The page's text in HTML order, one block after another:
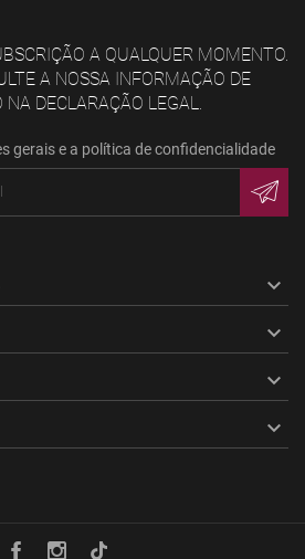
A QUALQUER MOMENTO.
A NOSSA INFORMAÇÃO DE
NA DECLARAÇÃO LEGAL.
gerais e a política de confidencialidade



